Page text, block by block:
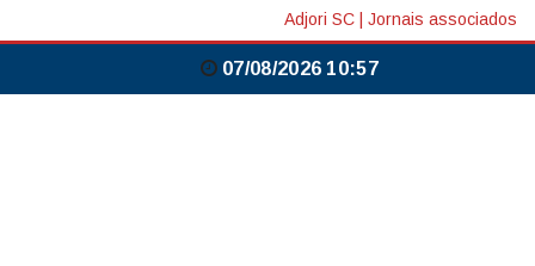
Adjori SC Jornais associados
07/08/2026 10:57